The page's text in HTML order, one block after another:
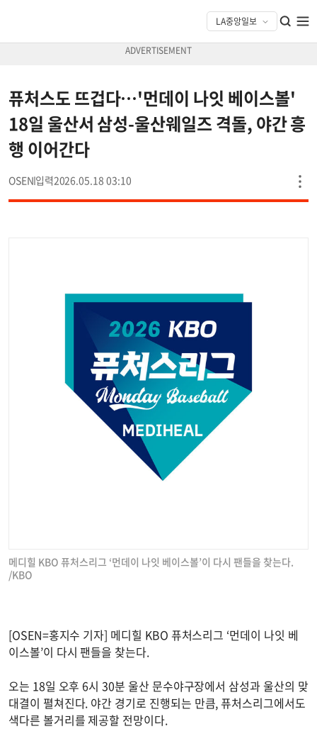
퓨처스도 뜨겁다…'먼데이 나잇 베이스볼'
18일 울산서 삼성-울산웨일즈 격돌, 야간 흥
행 이어간다
OSEN 2026.05.18 03:10
메디힐 KBO 퓨처스리그 ‘먼데이 나잇 베이스볼’이 다시 팬들을 찾는다.
/KBO
[OSEN=홍지수 기자] 메디힐 KBO 퓨처스리그 ‘먼데이 나잇 베
이스볼’이 다시 팬들을 찾는다.
오는 18일 오후 6시 30분 울산 문수야구장에서 삼성과 울산의 맞
대결이 펼쳐진다. 야간 경기로 진행되는 만큼, 퓨처스리그에서도
색다른 볼거리를 제공할 전망이다.